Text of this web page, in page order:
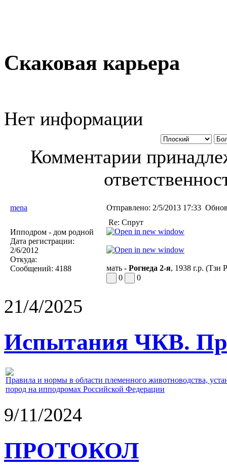
Скаковая карьера
Нет информации
Комментарии
mena Отправлено: 2/5/2013 17:33
Ипподром - дом родной
Дата регистрации:
2/6/2012
Откуда:
Сообщений: 4188
Re: Спрут
мать - Рогнеда 2-я, 1938 г.р. (Тзи
0
0
21/4/2025
Испытания ЧКВ.
Правила и нормы в области племенного животноводства,
пород на ипподромах Российской Федерации
9/11/2024
ПРОТОКОЛ